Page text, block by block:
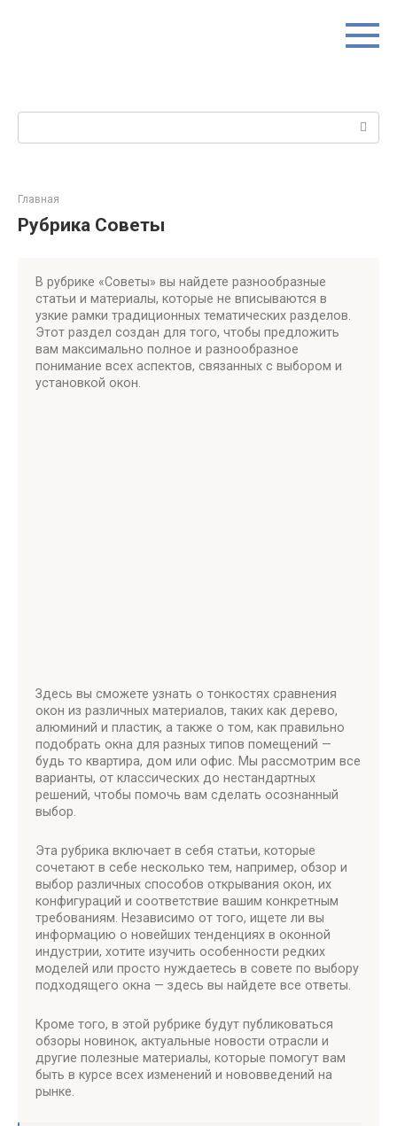
Главная
Рубрика Советы
В рубрике «Советы» вы найдете разнообразные
статьи и материалы, которые не вписываются в
узкие рамки традиционных тематических разделов.
Этот раздел создан для того, чтобы предложить
вам максимально полное и разнообразное
понимание всех аспектов, связанных с выбором и
установкой окон.
Здесь вы сможете узнать о тонкостях сравнения
окон из различных материалов, таких как дерево,
алюминий и пластик, а также о том, как правильно
подобрать окна для разных типов помещений —
будь то квартира, дом или офис. Мы рассмотрим все
варианты, от классических до нестандартных
решений, чтобы помочь вам сделать осознанный
выбор.
Эта рубрика включает в себя статьи, которые
сочетают в себе несколько тем, например, обзор и
выбор различных способов открывания окон, их
конфигураций и соответствие вашим конкретным
требованиям. Независимо от того, ищете ли вы
информацию о новейших тенденциях в оконной
индустрии, хотите изучить особенности редких
моделей или просто нуждаетесь в совете по выбору
подходящего окна — здесь вы найдете все ответы.
Кроме того, в этой рубрике будут публиковаться
обзоры новинок, актуальные новости отрасли и
другие полезные материалы, которые помогут вам
быть в курсе всех изменений и нововведений на
рынке.